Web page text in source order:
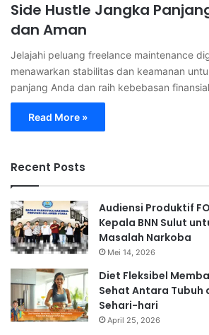
Side Hustle Jangka
dan Aman
Jelajahi peluang freelance maintenance
menawarkan stabilitas dan keamanan
panjang Anda dan raih kebebasan
Read More »
Recent Posts
Audiensi Produktif
Kepala BNN Sulut
Masalah Narkoba
Mei 14, 2026
Diet Fleksibel
Sehat Antara Tubuh
Sehari-hari
April 25, 2026